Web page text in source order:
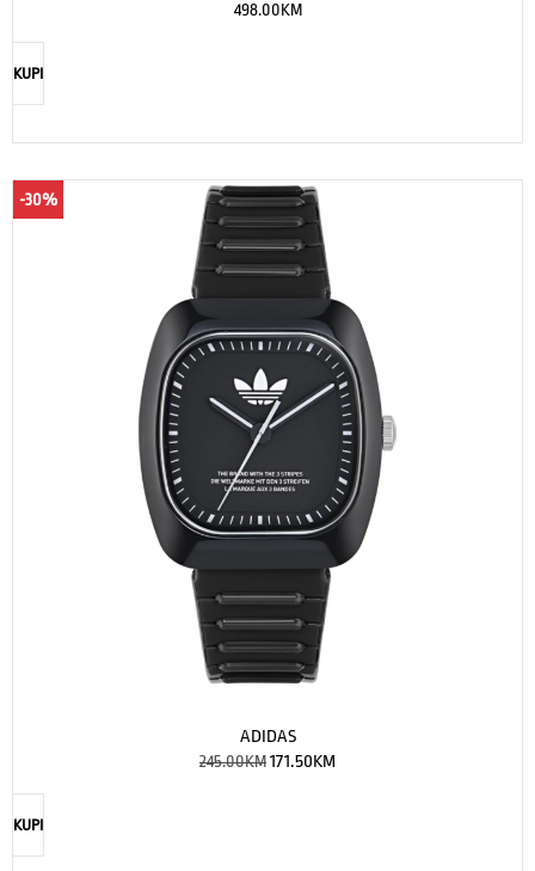
498.00KM
KUPI
-30%
ADIDAS
245.00KM171.50KM
KUPI